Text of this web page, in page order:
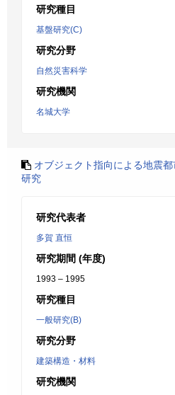
研究種目
基盤研究(C)
研究分野
自然災害科学
研究機関
名城大学
オブジェクト指向による地震
研究
研究代表者
多賀 直恒
研究期間 (年度)
1993 – 1995
研究種目
一般研究(B)
研究分野
建築構造・材料
研究機関